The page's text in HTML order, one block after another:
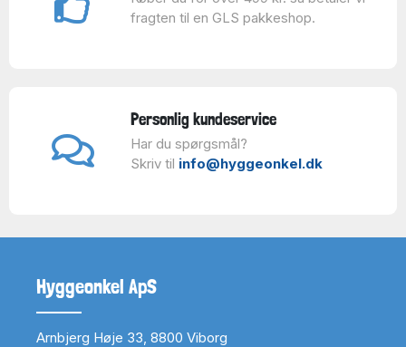
fragten til en GLS pakkeshop.
Personlig kundeservice
Har du spørgsmål?
Skriv til info@hyggeonkel.dk
Hyggeonkel ApS
Arnbjerg Høje 33, 8800 Viborg